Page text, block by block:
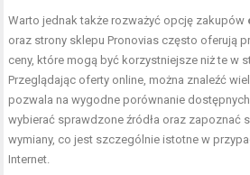
Warto jednak także rozważyć opcję zakupów
oraz strony sklepu Pronovias często oferują
ceny, które mogą być korzystniejsze niż te w
Przeglądając oferty online, można znaleźć
pozwala na wygodne porównanie
wybierać sprawdzone źródła oraz zapoznać
wymiany, co jest szczególnie istotne w
Internet.